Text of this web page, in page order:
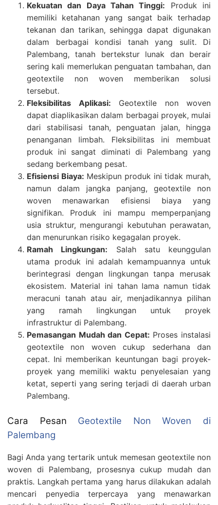
Kekuatan dan Daya Tahan Tinggi: Produk ini
memiliki ketahanan yang sangat baik terhadap
tekanan dan tarikan, sehingga dapat digunakan
dalam berbagai kondisi tanah yang sulit. Di
Palembang, tanah bertekstur lunak dan berair
sering kali memerlukan penguatan tambahan, dan
geotextile non woven memberikan solusi
tersebut.
Fleksibilitas Aplikasi: Geotextile non woven
dapat diaplikasikan dalam berbagai proyek, mulai
dari stabilisasi tanah, penguatan jalan, hingga
penanganan limbah. Fleksibilitas ini membuat
produk ini sangat diminati di Palembang yang
sedang berkembang pesat.
Efisiensi Biaya: Meskipun produk ini tidak murah,
namun dalam jangka panjang, geotextile non
woven menawarkan efisiensi biaya yang
signifikan. Produk ini mampu memperpanjang
usia struktur, mengurangi kebutuhan perawatan,
dan menurunkan risiko kegagalan proyek.
Ramah Lingkungan: Salah satu keunggulan
utama produk ini adalah kemampuannya untuk
berintegrasi dengan lingkungan tanpa merusak
ekosistem. Material ini tahan lama namun tidak
meracuni tanah atau air, menjadikannya pilihan
yang ramah lingkungan untuk proyek
infrastruktur di Palembang.
Pemasangan Mudah dan Cepat: Proses instalasi
geotextile non woven cukup sederhana dan
cepat. Ini memberikan keuntungan bagi proyek-
proyek yang memiliki waktu penyelesaian yang
ketat, seperti yang sering terjadi di daerah urban
Palembang.
Cara Pesan Geotextile Non Woven di
Palembang
Bagi Anda yang tertarik untuk memesan geotextile non
woven di Palembang, prosesnya cukup mudah dan
praktis. Langkah pertama yang harus dilakukan adalah
mencari penyedia terpercaya yang menawarkan